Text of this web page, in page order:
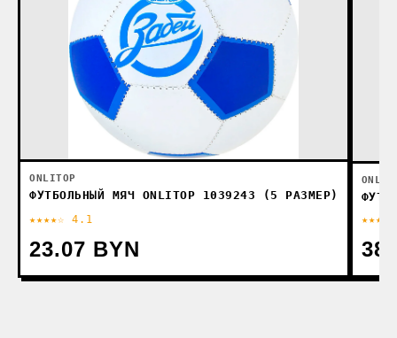
ONLITOP
ФУТБОЛЬНЫЙ МЯЧ ONLITOP 1039243 (5 РАЗМЕР)
★★★★☆ 4.1
23.07 BYN